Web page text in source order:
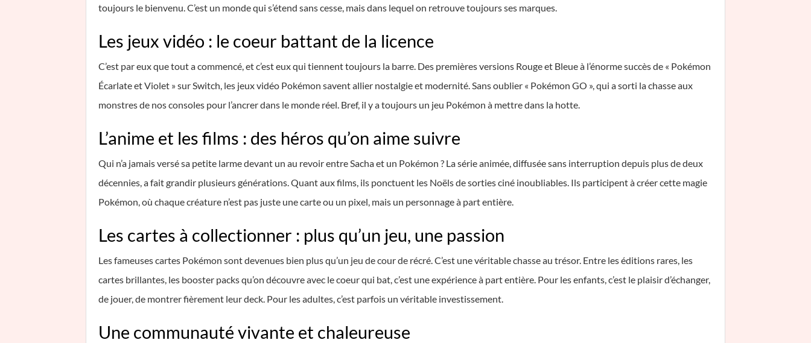
toujours le bienvenu. C’est un monde qui s’étend sans cesse, mais dans lequel on retrouve toujours ses marques.
Les jeux vidéo : le coeur battant de la licence
C’est par eux que tout a commencé, et c’est eux qui tiennent toujours la barre. Des premières versions Rouge et Bleue à l’énorme succès de « Pokémon
Écarlate et Violet » sur Switch, les jeux vidéo Pokémon savent allier nostalgie et modernité. Sans oublier « Pokémon GO », qui a sorti la chasse aux
monstres de nos consoles pour l’ancrer dans le monde réel. Bref, il y a toujours un jeu Pokémon à mettre dans la hotte.
L’anime et les films : des héros qu’on aime suivre
Qui n’a jamais versé sa petite larme devant un au revoir entre Sacha et un Pokémon ? La série animée, diffusée sans interruption depuis plus de deux
décennies, a fait grandir plusieurs générations. Quant aux films, ils ponctuent les Noëls de sorties ciné inoubliables. Ils participent à créer cette magie
Pokémon, où chaque créature n’est pas juste une carte ou un pixel, mais un personnage à part entière.
Les cartes à collectionner : plus qu’un jeu, une passion
Les fameuses cartes Pokémon sont devenues bien plus qu’un jeu de cour de récré. C’est une véritable chasse au trésor. Entre les éditions rares, les
cartes brillantes, les booster packs qu’on découvre avec le coeur qui bat, c’est une expérience à part entière. Pour les enfants, c’est le plaisir d’échanger,
de jouer, de montrer fièrement leur deck. Pour les adultes, c’est parfois un véritable investissement.
Une communauté vivante et chaleureuse